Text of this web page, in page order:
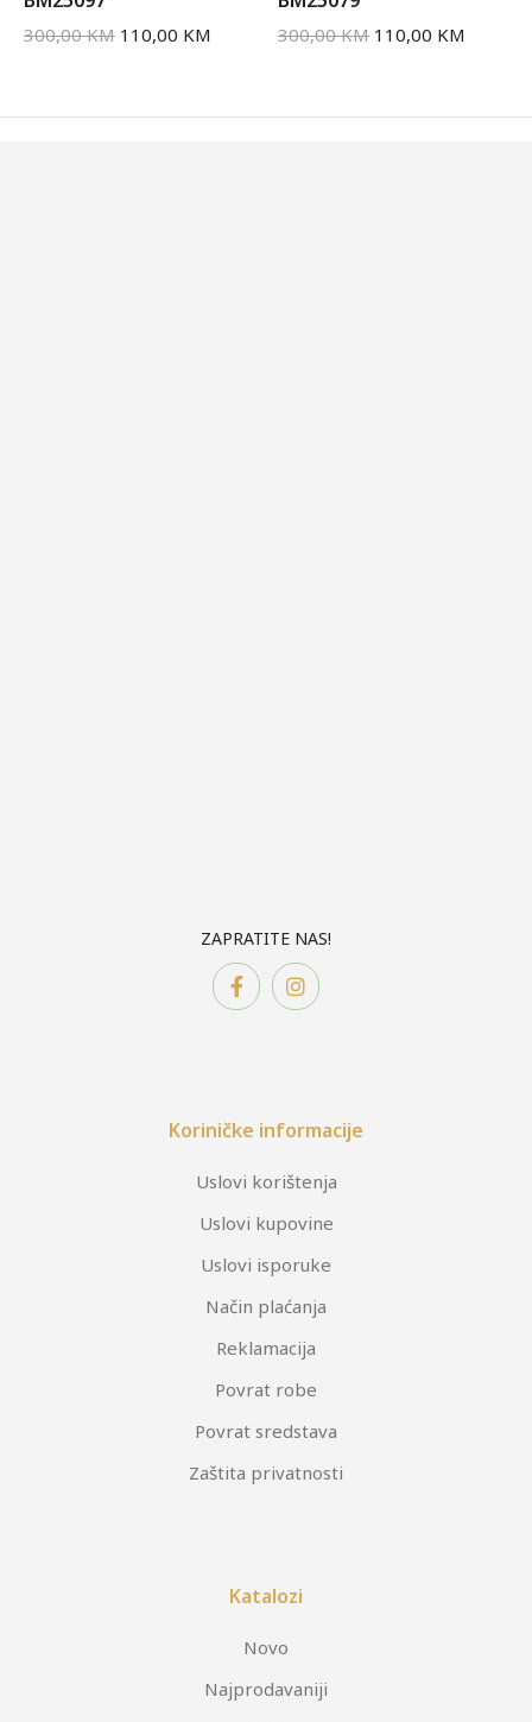
300,00KM 110,00 KM 300,00KM 110,00 KM
ZAPRATITE NAS!
Koriničke informacije
Uslovi korištenja
Uslovi kupovine
Uslovi isporuke
Način plaćanja
Reklamacija
Povrat robe
Povrat sredstava
Zaštita privatnosti
Katalozi
Novo
Najprodavaniji